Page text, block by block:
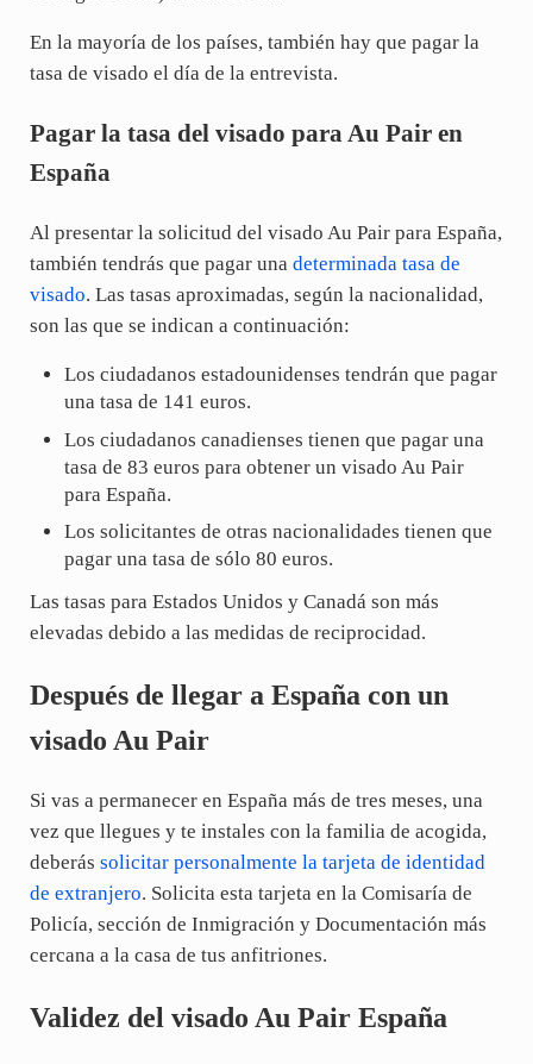
En la mayoría de los países, también hay que pagar la
tasa de visado el día de la entrevista.
Pagar la tasa del visado para Au Pair en
España
Al presentar la solicitud del visado Au Pair para España,
también tendrás que pagar una determinada tasa de
visado. Las tasas aproximadas, según la nacionalidad,
son las que se indican a continuación:
Los ciudadanos estadounidenses tendrán que pagar
una tasa de 141 euros.
Los ciudadanos canadienses tienen que pagar una
tasa de 83 euros para obtener un visado Au Pair
para España.
Los solicitantes de otras nacionalidades tienen que
pagar una tasa de sólo 80 euros.
Las tasas para Estados Unidos y Canadá son más
elevadas debido a las medidas de reciprocidad.
Después de llegar a España con un
visado Au Pair
Si vas a permanecer en España más de tres meses, una
vez que llegues y te instales con la familia de acogida,
deberás solicitar personalmente la tarjeta de identidad
de extranjero. Solicita esta tarjeta en la Comisaría de
Policía, sección de Inmigración y Documentación más
cercana a la casa de tus anfitriones.
Validez del visado Au Pair España